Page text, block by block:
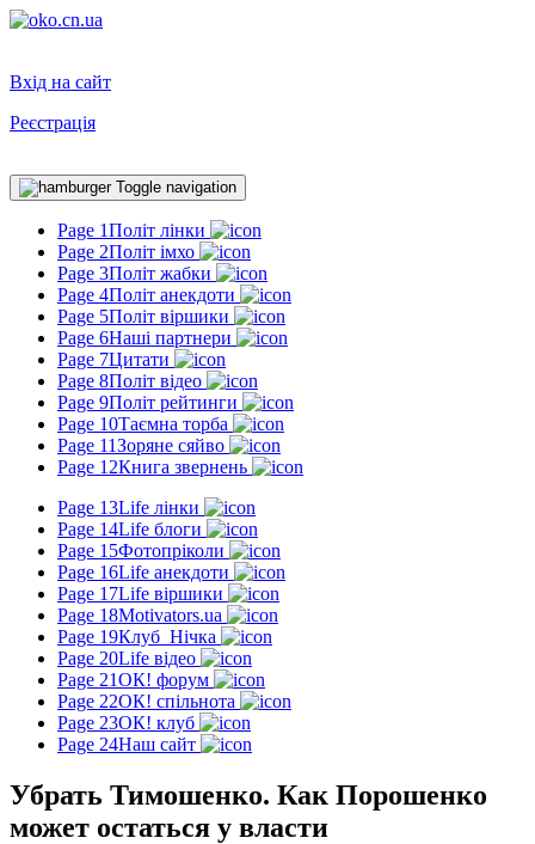
Вхід на сайт
Реєстрація
Toggle navigation
Page 1Політ лінки
Page 2Політ імхо
Page 3Політ жабки
Page 4Політ анекдоти
Page 5Політ віршики
Page 6Наші партнери
Page 7Цитати
Page 8Політ відео
Page 9Політ рейтинги
Page 10Таємна торба
Page 11Зоряне сяйво
Page 12Книга звернень
Page 13Life лінки
Page 14Life блоги
Page 15Фотопріколи
Page 16Life анекдоти
Page 17Life віршики
Page 18Motivators.ua
Page 19Клуб_Нічка
Page 20Life відео
Page 21ОК! форум
Page 22ОК! спільнота
Page 23ОК! клуб
Page 24Наш сайт
Убрать Тимошенко. Как Порошенко
может остаться у власти